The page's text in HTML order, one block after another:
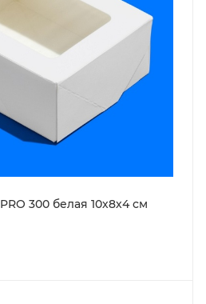
300 белая 10х8х4 см